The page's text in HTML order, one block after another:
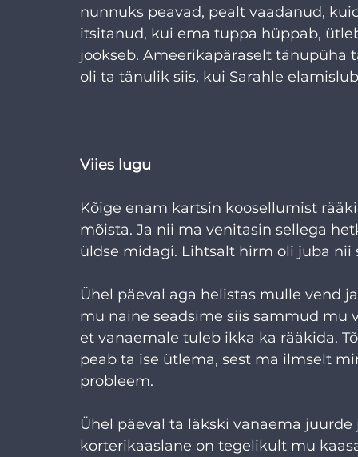
nunnuks peavad, pealt vaadanud,
itsitanud, kui ema tuppa hüppab,
jookseb. Ameerikapäraselt
oli ta tänulik siis, kui Sarahle
Viies lugu
Kõige enam kartsin koosellumist
mõista. Ja nii ma venitasin sellega
üldse midagi. Lihtsalt hirm oli juba nii
Ühel päeval aga helistas mulle vend
mu naine seadsime siis sammud mu
et vanaemale tuleb ikka ka rääkida.
peab ta ise ütlema, sest ma ilmselt
probleem.
Ühel päeval ta läkski vanaema
korterikaaslane on tegelikult mu